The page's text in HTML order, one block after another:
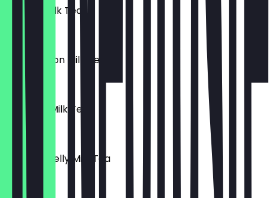
Matcha Milk Tea
£ 3,50
Watermelon Milk Tea
£ 3,50
Espresso Milk Tea
Coconut Jelly Milk Tea
£ 3,50